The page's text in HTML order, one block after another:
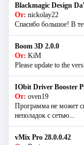
Blackmagic Design
От: nickolay22
Спасибо большое! В
Boom 3D 2.0.0
От: KiM
Please update to the
IObit Driver Booster
От: oven19
Программа не может
неполадок с сетью...
vMix Pro 28.0.0.42